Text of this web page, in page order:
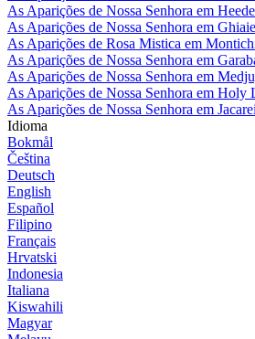
As Aparições de Nossa Senhora em Heede
As Aparições de Nossa Senhora em
As Aparições de Rosa Mistica em
As Aparições de Nossa Senhora em
As Aparições de Nossa Senhora em
As Aparições de Nossa Senhora em Holy
As Aparições de Nossa Senhora em Jacarei
Idioma
Bokmål
Čeština
Deutsch
English
Español
Filipino
Français
Hrvatski
Indonesia
Italiana
Kiswahili
Magyar